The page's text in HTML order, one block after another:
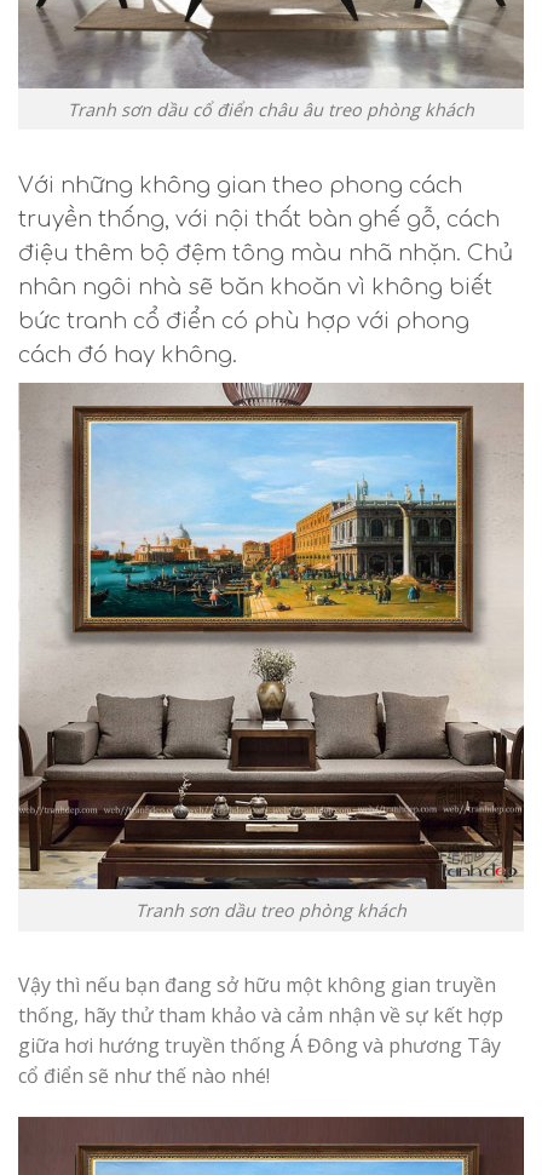
Tranh sơn dầu cổ điển châu âu treo phòng khách
Với những không gian theo phong cách
truyền thống, với nội thất bàn ghế gỗ, cách
điệu thêm bộ đệm tông màu nhã nhặn. Chủ
nhân ngôi nhà sẽ băn khoăn vì không biết
bức tranh cổ điển có phù hợp với phong
cách đó hay không.
Tranh sơn dầu treo phòng khách
Vậy thì nếu bạn đang sở hữu một không gian truyền
thống, hãy thử tham khảo và cảm nhận về sự kết hợp
giữa hơi hướng truyền thống Á Đông và phương Tây
cổ điển sẽ như thế nào nhé!